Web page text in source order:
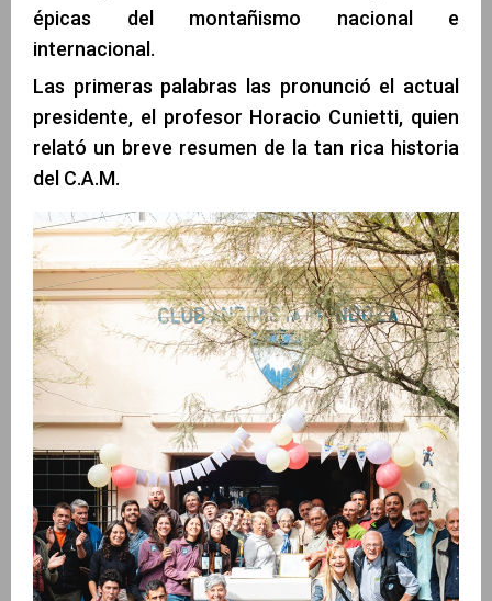
épicas del montañismo nacional e
internacional.
Las primeras palabras las pronunció el actual
presidente, el profesor Horacio Cunietti, quien
relató un breve resumen de la tan rica historia
del C.A.M.